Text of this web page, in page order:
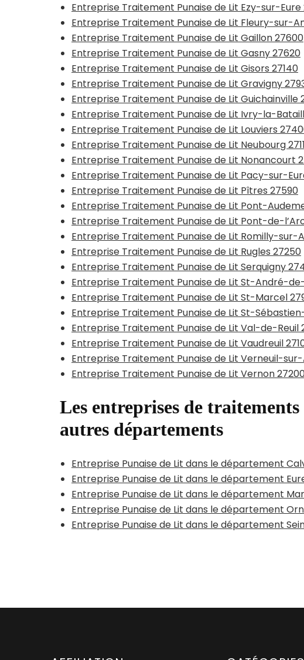
Entreprise Traitement Punaise de Lit Ezy-sur-Eure
Entreprise Traitement Punaise de Lit Fleury-sur-
Entreprise Traitement Punaise de Lit Gaillon 27600
Entreprise Traitement Punaise de Lit Gasny 27620
Entreprise Traitement Punaise de Lit Gisors 27140
Entreprise Traitement Punaise de Lit Gravigny
Entreprise Traitement Punaise de Lit Guichainville
Entreprise Traitement Punaise de Lit Ivry-la-
Entreprise Traitement Punaise de Lit Louviers
Entreprise Traitement Punaise de Lit Neubourg
Entreprise Traitement Punaise de Lit Nonancourt
Entreprise Traitement Punaise de Lit Pacy-sur-
Entreprise Traitement Punaise de Lit Pîtres 27590
Entreprise Traitement Punaise de Lit Pont-
Entreprise Traitement Punaise de Lit Pont-de-
Entreprise Traitement Punaise de Lit Romilly-sur-
Entreprise Traitement Punaise de Lit Rugles 27250
Entreprise Traitement Punaise de Lit Serquigny
Entreprise Traitement Punaise de Lit St-André-de-
Entreprise Traitement Punaise de Lit St-Marcel
Entreprise Traitement Punaise de Lit St-
Entreprise Traitement Punaise de Lit Val-de-Reuil
Entreprise Traitement Punaise de Lit Vaudreuil
Entreprise Traitement Punaise de Lit Verneuil-sur-
Entreprise Traitement Punaise de Lit Vernon
Les entreprises de
autres départements
Entreprise Punaise de Lit dans le département
Entreprise Punaise de Lit dans le département
Entreprise Punaise de Lit dans le département
Entreprise Punaise de Lit dans le département
Entreprise Punaise de Lit dans le département